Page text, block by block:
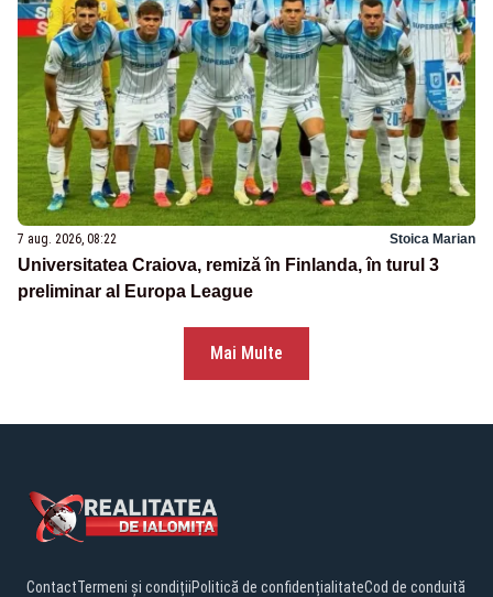
7 aug. 2026, 08:22 Stoica Marian
Universitatea Craiova, remiză în Finlanda, în turul 3
preliminar al Europa League
Mai Multe
ContactTermeni și condițiiPolitică de confidențialitateCod de conduită